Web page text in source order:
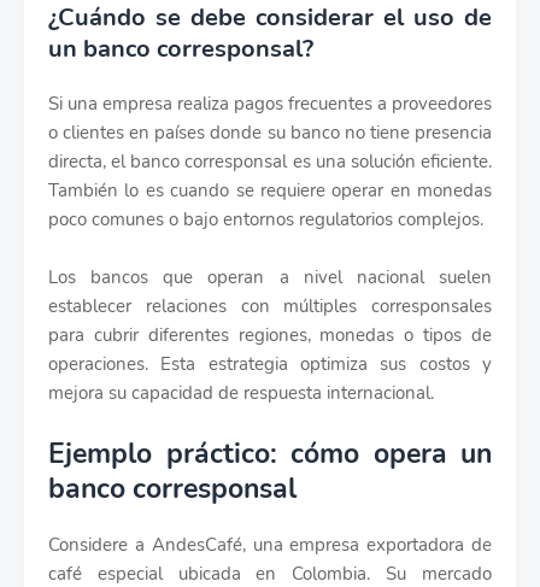
¿Cuándo se debe considerar el uso de
un banco corresponsal?
Si una empresa realiza pagos frecuentes a proveedores
o clientes en países donde su banco no tiene presencia
directa, el banco corresponsal es una solución eficiente.
También lo es cuando se requiere operar en monedas
poco comunes o bajo entornos regulatorios complejos.
Los bancos que operan a nivel nacional suelen
establecer relaciones con múltiples corresponsales
para cubrir diferentes regiones, monedas o tipos de
operaciones. Esta estrategia optimiza sus costos y
mejora su capacidad de respuesta internacional.
Ejemplo práctico: cómo opera un
banco corresponsal
Considere a AndesCafé, una empresa exportadora de
café especial ubicada en Colombia. Su mercado